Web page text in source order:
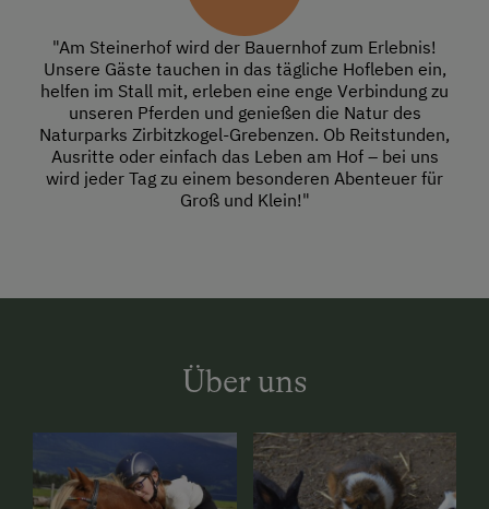
"Am Steinerhof wird der Bauernhof zum Erlebnis!
Unsere Gäste tauchen in das tägliche Hofleben ein,
helfen im Stall mit, erleben eine enge Verbindung zu
unseren Pferden und genießen die Natur des
Naturparks Zirbitzkogel-Grebenzen. Ob Reitstunden,
Ausritte oder einfach das Leben am Hof – bei uns
wird jeder Tag zu einem besonderen Abenteuer für
Groß und Klein!"
Über uns